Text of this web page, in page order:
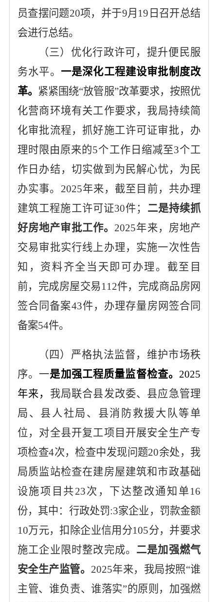
员查摆问题20项，并于9月19日召开总结
会进行总结。
（三）优化行政许可，提升便民服
务水平。 一是深化工程建设审批制度改
革。 紧紧围绕“放管服”改革要求，按照优
化营商环境有关工作要求，我局持续简
化审批流程，抓好施工许可证审批， 办
理时限由原来的5个工作日缩减至3个工
作日办结， 切实做到为民解心忧，为民
办实事。 2025年来， 截至目前，共办理
建筑工程施工许可证30件；
二是持续抓
好房地产审批工作。 2025年来，房地产
交易审批实行线上办理，实施一次性告
知，资料齐全当天即可办理。 截至目
前，完成房屋交易 112件，完成商品房网
签合同备案43件， 办理存量房网签合同
备案54件。
（四）严格执法监督，维护市场秩
序。 一是加强工程质量监督检查。 2025
年来， 我局联合县发改委、县应急管理
局、县人社局、县消防救援大队等单
位，对全县开复工项目开展安全生产专
项检查4次，检查中发现问题20余处，我
局质监站检查在建房屋建筑和市政基础
设施项目共23次，下达整改通知单16
份，其中：行政处罚:3家企业，罚款金额
10万元，扣除企业信用分105分，并要求
施工企业限时整改完成。 二是加强燃气
安全生产监管。 2025年来， 我局按照“谁
主管、谁负责、谁落实”的原则， 加强燃